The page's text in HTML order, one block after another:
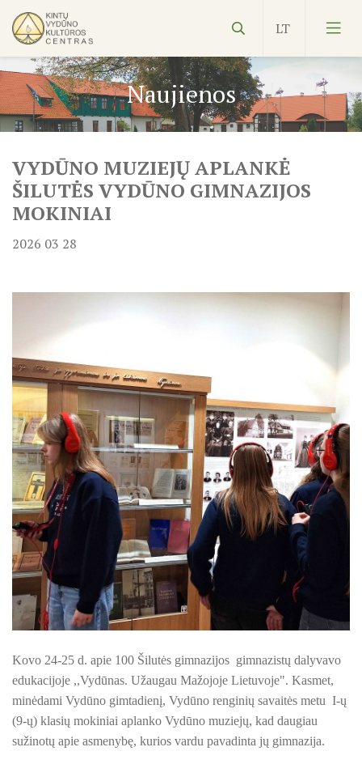
Vydūnas
Ekspozicijos
Kultūros pasas
Veiklos planas
ŠILUTĖS ŽRVVG ,,ŽUVĖJŲ KRAŠTAS" PROJEKTAS 2025/
KULTŪROS MINISTERIJOS PROJEKTAS ''KODAS:
KPD PROJEKTAS ,,MAŽOSIOS LIETUVOS MOKYKLA-
KPD PROJEKTAS ,,MAŽOSIOS LIETUVOS MOKYKLA-
KPD PROJEKTAS ,,MAŽOSIOS LIETUVOS MOKYKLA-
KPD PROJEKTAS ,,MAŽOSIOS LIETUVOS MOKYKLA-
KPD PROJEKTAS ,,MAŽOSIOS LIETUVOS MOKYKLA-
KPD PROJEKTAS ,,MAŽOSIOS LIETUVOS MOKYKLA-
PROJEKTAS ,,KULTŪROS SKŪNĖ". Pavasario keramikos
PROJEKTAS ,,KULTŪROS SKŪNĖ". Keramikos dirbtuvėse-
PROJEKTAS ,,KULTŪROS SKŪNĖ". Apie projektą spaudoje
Naujienos
VYDŪNO MUZIEJŲ APLANKĖ
ŠILUTĖS VYDŪNO GIMNAZIJOS
MOKINIAI
2026 03 28
Kovo 24-25 d. apie 100 Šilutės gimnazijos gimnazistų dalyvavo
edukacijoje ,,Vydūnas. Užaugau Mažojoje Lietuvoje". Kasmet,
minėdami Vydūno gimtadienį, Vydūno renginių savaitės metu I-ų
(9-ų) klasių mokiniai aplanko Vydūno muziejų, kad daugiau
sužinotų apie asmenybę, kurios vardu pavadinta jų gimnazija.